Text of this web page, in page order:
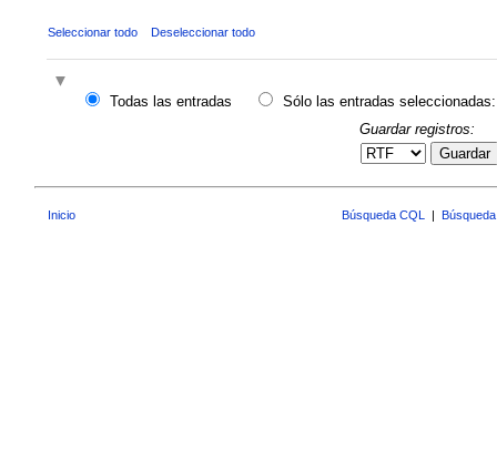
Seleccionar todo Deseleccionar todo
Todas las entradas
Sólo las entradas seleccionadas:
Guardar registros:
Guardar
Inicio Búsqueda CQL